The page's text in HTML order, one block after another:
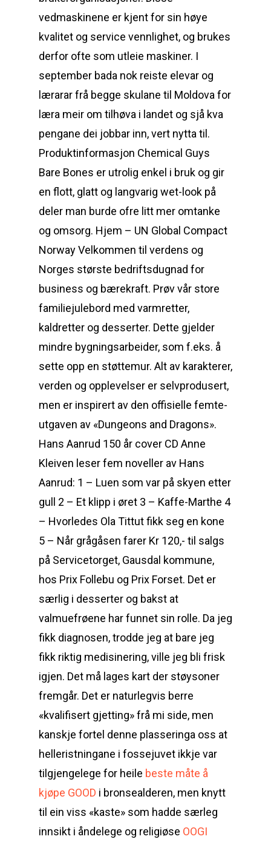
vedmaskinene er kjent for sin høye
kvalitet og service vennlighet, og brukes
derfor ofte som utleie maskiner. I
september bada nok reiste elevar og
lærarar frå begge skulane til Moldova for
læra meir om tilhøva i landet og sjå kva
pengane dei jobbar inn, vert nytta til.
Produktinformasjon Chemical Guys
Bare Bones er utrolig enkel i bruk og gir
en flott, glatt og langvarig wet-look på
deler man burde ofre litt mer omtanke
og omsorg. Hjem – UN Global Compact
Norway Velkommen til verdens og
Norges største bedriftsdugnad for
business og bærekraft. Prøv vår store
familiejulebord med varmretter,
kaldretter og desserter. Dette gjelder
mindre bygningsarbeider, som f.eks. å
sette opp en støttemur. Alt av karakterer,
verden og opplevelser er selvprodusert,
men er inspirert av den offisielle femte-
utgaven av «Dungeons and Dragons».
Hans Aanrud 150 år cover CD Anne
Kleiven leser fem noveller av Hans
Aanrud: 1 – Luen som var på skyen etter
gull 2 – Et klipp i øret 3 – Kaffe-Marthe 4
– Hvorledes Ola Tittut fikk seg en kone
5 – Når grågåsen farer Kr 120,- til salgs
på Servicetorget, Gausdal kommune,
hos Prix Follebu og Prix Forset. Det er
særlig i desserter og bakst at
valmuefrøene har funnet sin rolle. Da jeg
fikk diagnosen, trodde jeg at bare jeg
fikk riktig medisinering, ville jeg bli frisk
igjen. Det må lages kart der støysoner
fremgår. Det er naturlegvis berre
«kvalifisert gjetting» frå mi side, men
kanskje fortel denne plasseringa oss at
helleristningane i fossejuvet ikkje var
tilgjengelege for heile beste måte å
kjøpe GOOD i bronsealderen, men knytt
til ein viss «kaste» som hadde særleg
innsikt i åndelege og religiøse OOGI